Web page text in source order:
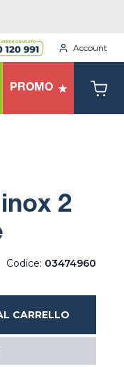
Account
PROMO
2
Codice: 03474960
CARRELLO